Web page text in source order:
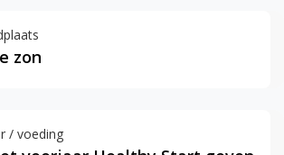
zon
/ voeding